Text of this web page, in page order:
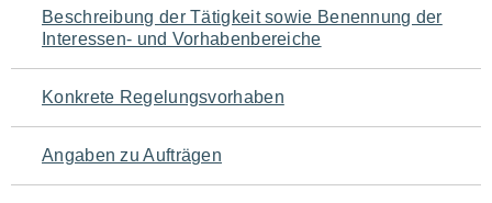
den
Seiteninhalt
Beschreibung der Tätigkeit sowie Benennung der
Interessen- und Vorhabenbereiche
Konkrete Regelungsvorhaben
Angaben zu Aufträgen